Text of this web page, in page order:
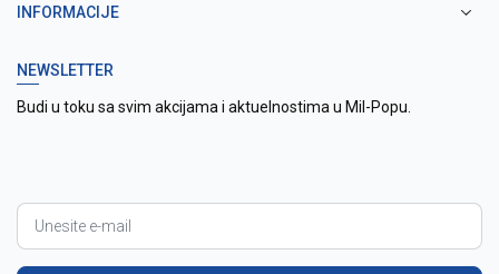
INFORMACIJE
NEWSLETTER
Budi u toku sa svim akcijama i aktuelnostima u Mil-Popu.